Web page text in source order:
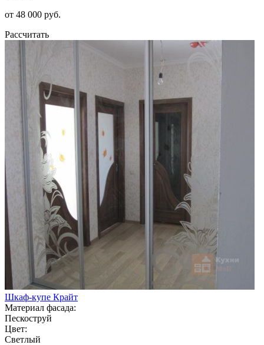
от 48 000 руб.
Рассчитать
Шкаф-купе Крайт
Материал фасада:
Пескоструй
Цвет:
Светлый